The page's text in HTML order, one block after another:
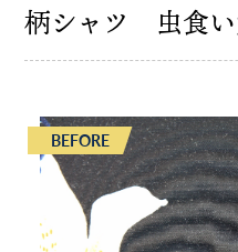
柄シャツ 虫食
BEFORE